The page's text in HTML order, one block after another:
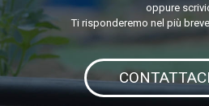
oppure
Ti risponderemo nel più